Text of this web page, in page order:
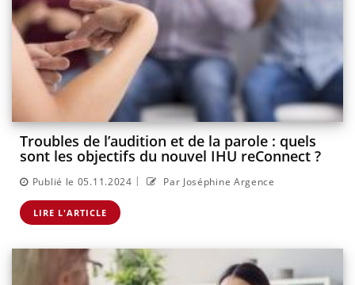
Troubles de l’audition et de la parole : quels
sont les objectifs du nouvel IHU reConnect ?
Publié le 05.11.2024 | Par Joséphine Argence
LIRE L'ARTICLE